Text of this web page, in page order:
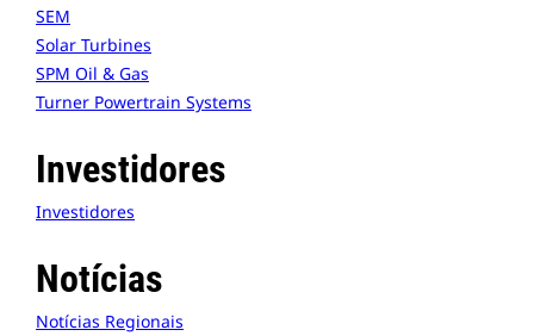
SEM
Solar Turbines
SPM Oil & Gas
Turner Powertrain Systems
Investidores
Investidores
Notícias
Notícias Regionais